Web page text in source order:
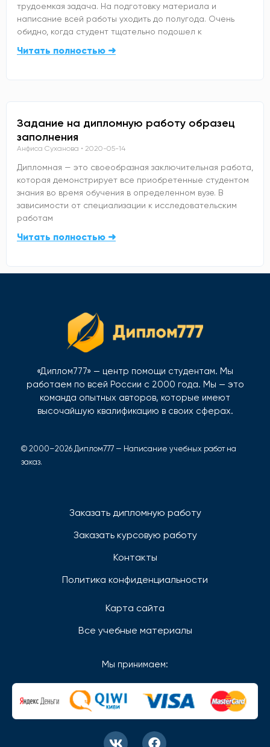
трудоемкая задача. На подготовку материала и
написание всей работы уходить до полугода. Очень
обидно, когда студент тщательно подошел к
Читать полностью ➜
Задание на дипломную работу образец
заполнения
Анфиса Суханова 2020-05-14
Дипломная — это своеобразная заключительная работа,
которая демонстрирует все приобретенные студентом
знания во время обучения в определенном вузе. В
зависимости от специализации к исследовательским
работам
Читать полностью ➜
«Диплом777» — центр помощи студентам. Мы
работаем по всей России с 2000 года. Мы — это
команда опытных авторов, которые имеют
высочайшую квалификацию в своих сферах.
© 2000–2026 Диплом777 — Написание учебных работ на
заказ.
Заказать дипломную работу
Заказать курсовую работу
Контакты
Политика конфиденциальности
Карта сайта
Все учебные материалы
Мы принимаем: